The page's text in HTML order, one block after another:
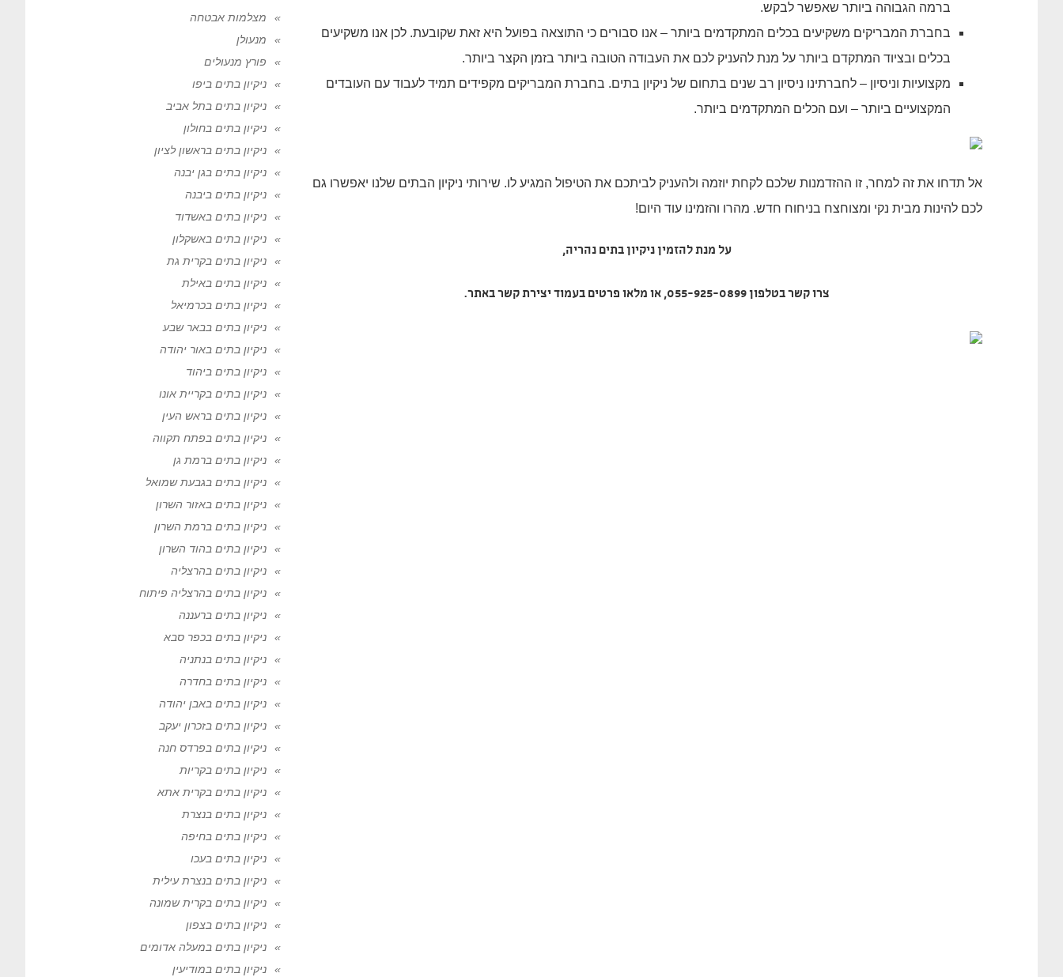
ברמה הגבוהה ביותר שאפשר לבקש.
בחברת המבריקים משקיעים בכלים המתקדמים ביותר – אנו סבורים כי התוצאה בפועל היא זאת שקובעת. לכן אנו משקיעים
בכלים ובציוד המתקדם ביותר על מנת להעניק לכם את העבודה הטובה ביותר בזמן הקצר ביותר.
מקצועיות וניסיון – לחברתינו ניסיון רב שנים בתחום של ניקיון בתים. בחברת המבריקים מקפידים תמיד לעבוד עם העובדים
המקצועיים ביותר – ועם הכלים המתקדמים ביותר.
אל תדחו את זה למחר, זו ההזדמנות שלכם לקחת יוזמה ולהעניק לביתכם את הטיפול המגיע לו. שירותי ניקיון הבתים שלנו יאפשרו גם
לכם להינות מבית נקי ומצוחצח בניחוח חדש. מהרו והזמינו עוד היום!
על מנת להזמיןניקיון בתים נהריה,
צרו קשר בטלפון 055-925-0899, או מלאו פרטים בעמוד יצירת קשר באתר.
מצלמות אבטחה
מנעולן
פורץ מנעולים
ניקיון בתים ביפו
ניקיון בתים בתל אביב
ניקיון בתים בחולון
ניקיון בתים בראשון לציון
ניקיון בתים בגן יבנה
ניקיון בתים ביבנה
ניקיון בתים באשדוד
ניקיון בתים באשקלון
ניקיון בתים בקרית גת
ניקיון בתים באילת
ניקיון בתים בכרמיאל
ניקיון בתים בבאר שבע
ניקיון בתים באור יהודה
ניקיון בתים ביהוד
ניקיון בתים בקריית אונו
ניקיון בתים בראש העין
ניקיון בתים בפתח תקווה
ניקיון בתים ברמת גן
ניקיון בתים בגבעת שמואל
ניקיון בתים באזור השרון
ניקיון בתים ברמת השרון
ניקיון בתים בהוד השרון
ניקיון בתים בהרצליה
ניקיון בתים בהרצליה פיתוח
ניקיון בתים ברעננה
ניקיון בתים בכפר סבא
ניקיון בתים בנתניה
ניקיון בתים בחדרה
ניקיון בתים באבן יהודה
ניקיון בתים בזכרון יעקב
ניקיון בתים בפרדס חנה
ניקיון בתים בקריות
ניקיון בתים בקרית אתא
ניקיון בתים בנצרת
ניקיון בתים בחיפה
ניקיון בתים בעכו
ניקיון בתים בנצרת עילית
ניקיון בתים בקרית שמונה
ניקיון בתים בצפון
ניקיון בתים במעלה אדומים
ניקיון בתים במודיעין